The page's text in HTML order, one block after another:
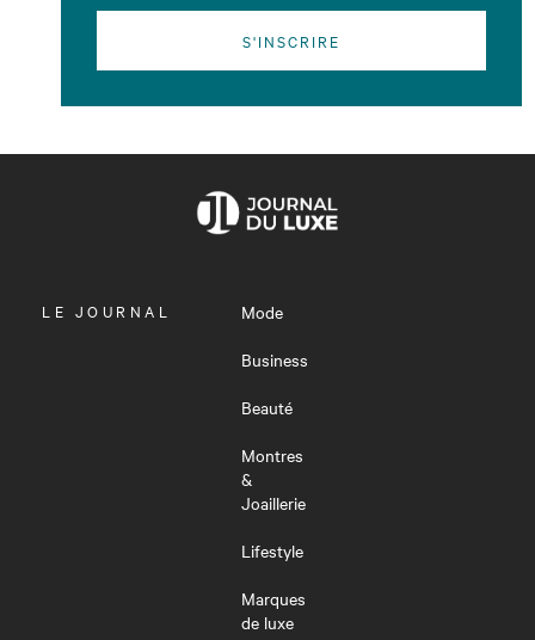
S'INSCRIRE
OUVRIR
LE JOURNAL
Mode
Business
Beauté
Montres
&
Joaillerie
Lifestyle
Marques
de luxe